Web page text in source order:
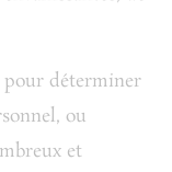
pour déterminer
ou
et